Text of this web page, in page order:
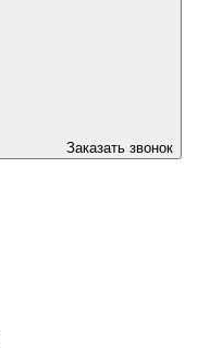
Заказать звонок